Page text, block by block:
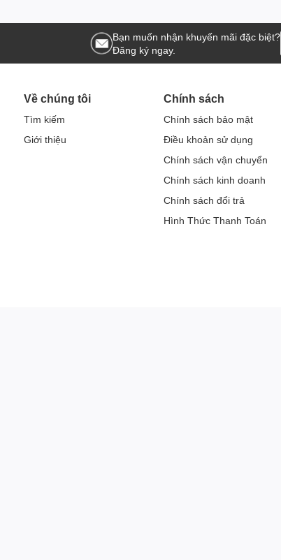
Bạn muốn nhận khuyến mãi đặc biệt?
Đăng ký ngay.
Về chúng tôi
Tìm kiếm
Giới thiệu
Chính sách
Chính sách bảo mật
Điều khoản sử dụng
Chính sách vận chuyển
Chính sách kinh doanh
Chính sách đổi trả
Hình Thức Thanh Toán